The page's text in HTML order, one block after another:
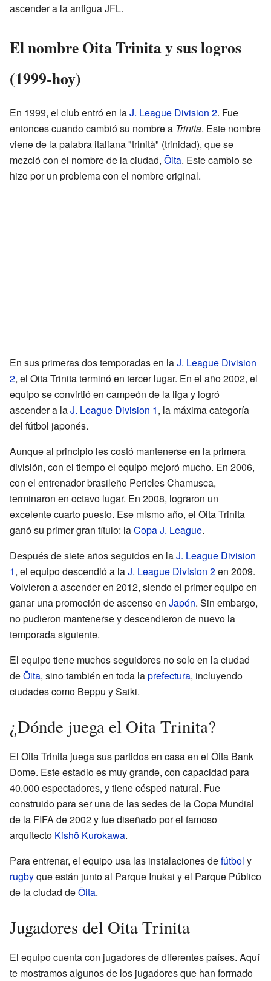
ascender a la antigua JFL.
El nombre Oita Trinita y sus logros
(1999-hoy)
En 1999, el club entró en laJ. League Division 2. Fue
entonces cuando cambió su nombre a Trinita. Este nombre
viene de la palabra italiana "trinità" (trinidad), que se
mezcló con el nombre de la ciudad, Ōita. Este cambio se
hizo por un problema con el nombre original.
En sus primeras dos temporadas en laJ. League Division
2, el Oita Trinita terminó en tercer lugar. En el año 2002, el
equipo se convirtió en campeón de la liga y logró
ascender a laJ. League Division 1, la máxima categoría
del fútbol japonés.
Aunque al principio les costó mantenerse en la primera
división, con el tiempo el equipo mejoró mucho. En 2006,
con el entrenador brasileño Pericles Chamusca,
terminaron en octavo lugar. En 2008, lograron un
excelente cuarto puesto. Ese mismo año, el Oita Trinita
ganó su primer gran título: laCopa J. League.
Después de siete años seguidos en laJ. League Division
1, el equipo descendió a laJ. League Division 2en 2009.
Volvieron a ascender en 2012, siendo el primer equipo en
ganar una promoción de ascenso en Japón. Sin embargo,
no pudieron mantenerse y descendieron de nuevo la
temporada siguiente.
El equipo tiene muchos seguidores no solo en la ciudad
deŌita, sino también en toda laprefectura, incluyendo
ciudades como Beppu y Saiki.
¿Dónde juega el Oita Trinita?
El Oita Trinita juega sus partidos en casa en el Ōita Bank
Dome. Este estadio es muy grande, con capacidad para
40.000 espectadores, y tiene césped natural. Fue
construido para ser una de las sedes de la Copa Mundial
de la FIFA de 2002 y fue diseñado por el famoso
arquitecto Kishō Kurokawa.
Para entrenar, el equipo usa las instalaciones defútbol y
rugbyque están junto al Parque Inukai y el Parque Público
de la ciudad deŌita.
Jugadores del Oita Trinita
El equipo cuenta con jugadores de diferentes países. Aquí
te mostramos algunos de los jugadores que han formado